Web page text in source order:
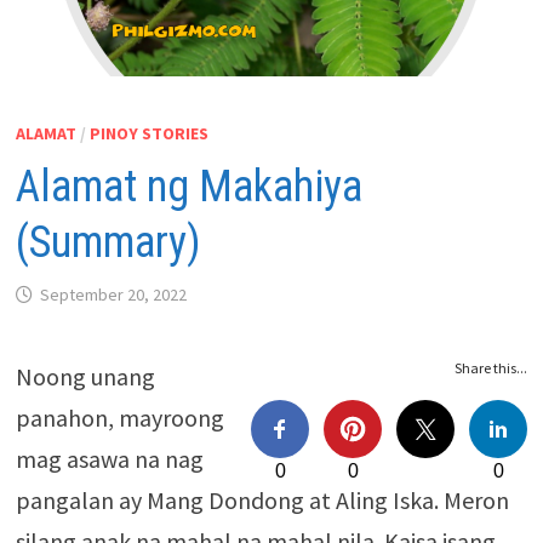
ALAMAT / PINOY STORIES
Alamat ng Makahiya
(Summary)
September 20, 2022
Share this...
0 0 0
Noong unang
panahon, mayroong
mag asawa na nag
pangalan ay Mang Dondong at Aling Iska. Meron